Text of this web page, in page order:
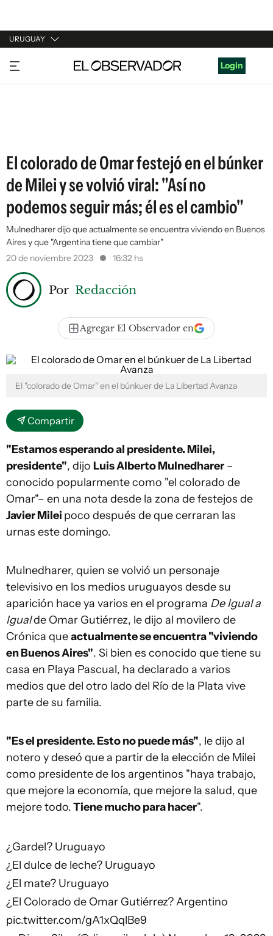
URUGUAY
URUGUAY
ARGENTINA
Login
El colorado de Omar festejó en el búnker
de Milei y se volvió viral: "Así no
podemos seguir más; él es el cambio"
Mulnedharer dijo que actualmente se encuentra viviendo en Buenos
Aires y que "Argentina tiene que cambiar"
20 de noviembre 2023
16:32 hs
Por Redacción
Agregar El Observador en
El "colorado de Omar" en el búnkuer de La Libertad Avanza
Compartir
"Estamos esperando al presidente. Milei,
presidente", dijo Luis Alberto Mulnedharer –
conocido popularmente como "el colorado de
Omar"– en una nota desde la zona de festejos de
Javier Milei poco después de que cerraran las
urnas este domingo.
Mulnedharer, quien se volvió un personaje
televisivo en los medios uruguayos desde su
aparición hace ya varios en el programa De Igual a
Igualde Omar Gutiérrez, le dijo al movilero de
Crónica queactualmente se encuentra "viviendo
en Buenos Aires". Si bien es conocido que tiene su
casa en Playa Pascual, ha declarado a varios
medios que del otro lado del Río de la Plata vive
parte de su familia.
"Es el presidente. Esto no puede más", le dijo al
notero y deseó que a partir de la elección de Milei
como presidente de los argentinos "haya trabajo,
que mejore la economía, que mejore la salud, que
mejore todo.Tiene mucho para hacer".
¿Gardel? Uruguayo
¿El dulce de leche? Uruguayo
¿El mate? Uruguayo
¿El Colorado de Omar Gutiérrez? Argentino
pic.twitter.com/gA1xQqlBe9